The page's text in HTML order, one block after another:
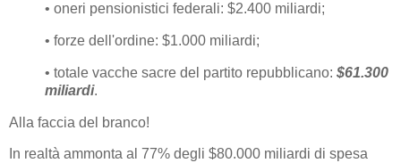
• oneri pensionistici federali: $2.400 miliardi;
• forze dell'ordine: $1.000 miliardi;
• totale vacche sacre del partito repubblicano: $61.300
miliardi.
Alla faccia del branco!
In realtà ammonta al 77% degli $80.000 miliardi di spesa